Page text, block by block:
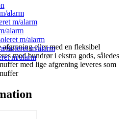
alarm
m/alarm
alarm
m/alarm
m/alarm
m/alarm
eller med en fleksibel
med bundrør i ekstra gods, således
med lige afgrening leveres som